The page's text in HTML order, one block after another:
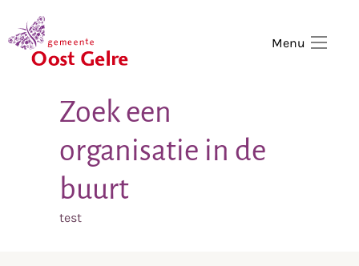
Menu
Zoek een
organisatie in de
buurt
test